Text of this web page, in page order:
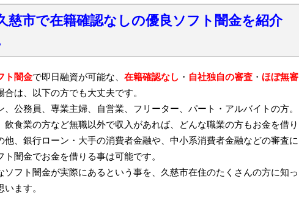
慈市で在籍確認なしの優良ソフト闇金を紹介
ト闇金で即日融資が可能な、 在籍確認なし ・ 自社独自の審査 ・ ほぼ無審
は、以下の方でも大丈夫です。
、公務員、専業主婦、自営業、フリーター、パート・アルバイトの方。
飲食業の方など無職以外で収入があれば、どんな職業の方もお金を借り
他、銀行ローン・大手の消費者金融や、中小系消費者金融などの審査に
闇金でお金を借りる事は可能です。
ソフト闇金が実際にあるという事を、久慈市在住のたくさんの方に知っ
ます。